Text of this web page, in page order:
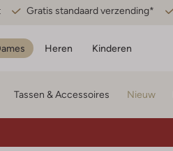
Gratis standaard verzending*
Heren Kinderen
Tassen & Accessoires Nieuw